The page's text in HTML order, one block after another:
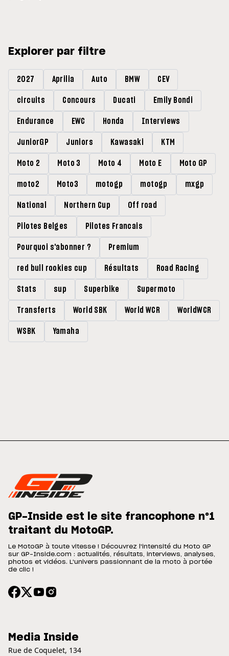
Explorer par filtre
2027 Aprilia Auto BMW CEV
circuits Concours Ducati Emily Bondi
Endurance EWC Honda Interviews
JuniorGP Juniors Kawasaki KTM
Moto 2 Moto 3 Moto 4 Moto E Moto GP
moto2 Moto3 motogp motogp mxgp
National Northern Cup Off road
Pilotes Belges Pilotes Francais
Pourquoi s'abonner ? Premium
red bull rookies cup Résultats Road Racing
Stats sup Superbike Supermoto
Transferts World SBK World WCR WorldWCR
WSBK Yamaha
GP-Inside est le site francophone n°1
traitant du MotoGP.
Le MotoGP à toute vitesse ! Découvrez l'intensité du Moto GP
sur GP-Inside.com : actualités, résultats, interviews, analyses,
photos et vidéos. L'univers passionnant de la moto à portée
de clic !
Media Inside
Rue de Coquelet, 134